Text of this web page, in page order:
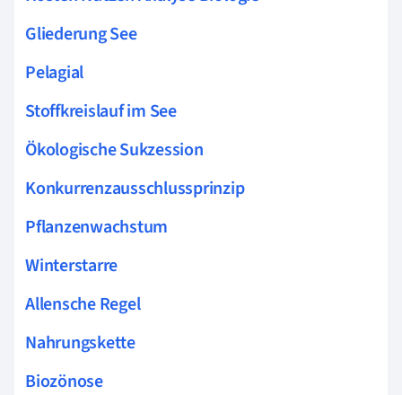
Gliederung See
Pelagial
Stoffkreislauf im See
Ökologische Sukzession
Konkurrenzausschlussprinzip
Pflanzenwachstum
Winterstarre
Allensche Regel
Nahrungskette
Biozönose